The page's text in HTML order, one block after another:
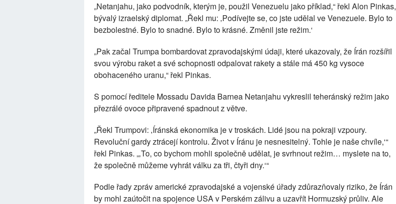
„Netanjahu, jako podvodník, kterým je, použil Venezuelu jako příklad,“ řekl Alon Pinkas,
bývalý izraelský diplomat. „Řekl mu: ‚Podívejte se, co jste udělal ve Venezuele. Bylo to
bezbolestné. Bylo to snadné. Bylo to krásné. Změnil jste režim.‘
„Pak začal Trumpa bombardovat zpravodajskými údaji, které ukazovaly, že Írán rozšířil
svou výrobu raket a své schopnosti odpalovat rakety a stále má 450 kg vysoce
obohaceného uranu,“ řekl Pinkas.
S pomocí ředitele Mossadu Davida Barnea Netanjahu vykreslil teheránský režim jako
přezrálé ovoce připravené spadnout z větve.
„Řekl Trumpovi: ‚Íránská ekonomika je v troskách. Lidé jsou na pokraji vzpoury.
Revoluční gardy ztrácejí kontrolu. Život v Íránu je nesnesitelný. Tohle je naše chvíle,‘“
řekl Pinkas. „‚To, co bychom mohli společně udělat, je svrhnout režim… myslete na to,
že společně můžeme vyhrát válku za tři, čtyři dny.‘“
Podle řady zpráv americké zpravodajské a vojenské úřady zdůrazňovaly riziko, že Írán
by mohl zaútočit na spojence USA v Perském zálivu a uzavřít Hormuzský průliv. Ale